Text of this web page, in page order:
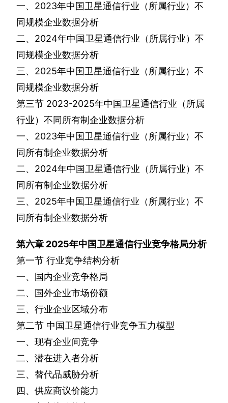
一、 2023年中国卫星通信行业（所属行业）不
同规模企业数据分析
二、 2024年中国卫星通信行业（所属行业）不
同规模企业数据分析
三、 2025年中国卫星通信行业（所属行业）不
同规模企业数据分析
第三节 2023-2025年中国卫星通信行业（所属
行业）不同所有制企业数据分析
一、 2023年中国卫星通信行业（所属行业）不
同所有制企业数据分析
二、 2024年中国卫星通信行业（所属行业）不
同所有制企业数据分析
三、 2025年中国卫星通信行业（所属行业）不
同所有制企业数据分析
第六章 2025年中国卫星通信行业竞争格局分析
第一节 行业竞争结构分析
一、国内企业竞争格局
二、国外企业市场份额
三、行业企业区域分布
第二节 中国卫星通信行业竞争五力模型
一、现有企业间竞争
二、潜在进入者分析
三、替代品威胁分析
四、供应商议价能力